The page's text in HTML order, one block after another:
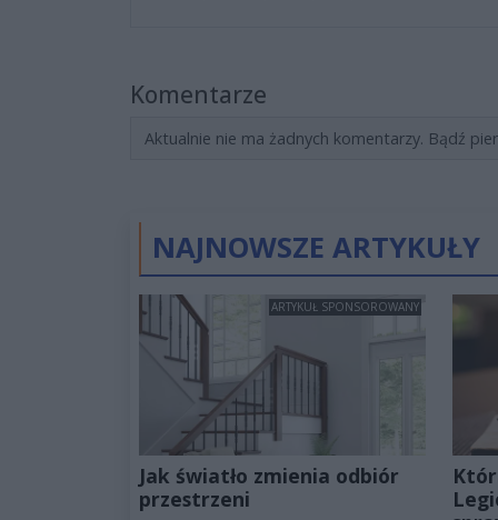
Komentarze
Aktualnie nie ma żadnych komentarzy. Bądź
NAJNOWSZE ARTYKUŁY
ARTYKUŁ SPONSOROWANY
Jak światło zmienia odbiór
przestrzeni